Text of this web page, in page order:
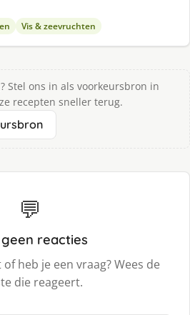
Vis & zeevruchten
Stel ons in als voorkeursbron in
recepten sneller terug.
💬
reacties
heb je een vraag? Wees de
die reageert.